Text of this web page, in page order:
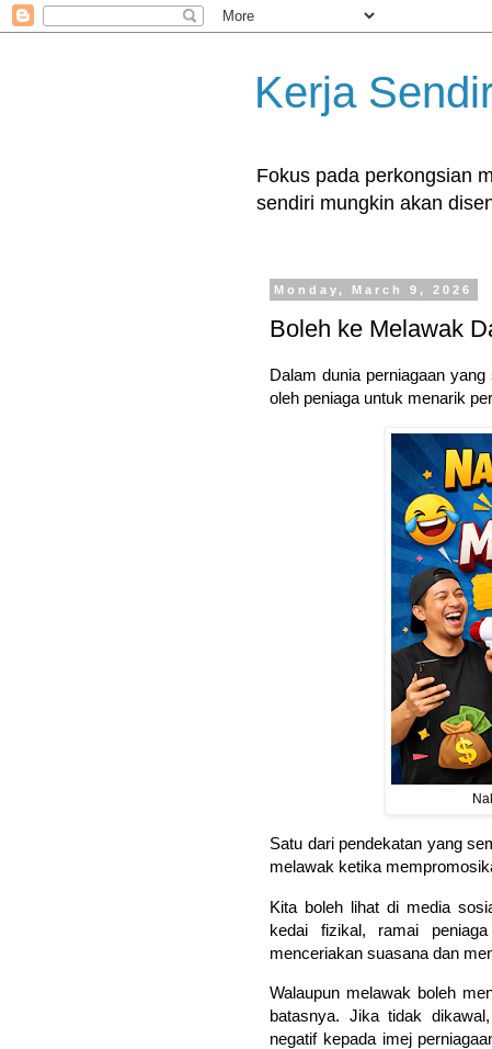
Kerja
Fokus pada perkongsian
sendiri mungkin akan
Monday, March 9, 2026
Boleh ke Melawak
Dalam dunia perniagaan
oleh peniaga untuk menarik
Satu dari pendekatan yang
melawak ketika
Kita boleh lihat di media
kedai fizikal, ramai
menceriakan suasana dan
Walaupun melawak boleh
batasnya. Jika tidak
negatif kepada imej